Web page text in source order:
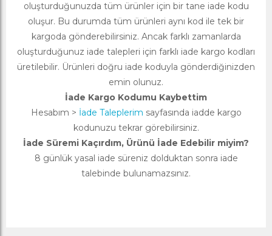
oluşturduğunuzda tüm ürünler için bir tane iade kodu
oluşur. Bu durumda tüm ürünleri aynı kod ile tek bir
kargoda gönderebilirsiniz. Ancak farklı zamanlarda
oluşturduğunuz iade talepleri için farklı iade kargo kodları
üretilebilir. Ürünleri doğru iade koduyla gönderdiğinizden
emin olunuz.
İade Kargo Kodumu Kaybettim
Hesabım > İade Taleplerim sayfasında iadde kargo
kodunuzu tekrar görebilirsiniz.
İade Süremi Kaçırdım, Ürünü İade Edebilir miyim?
8 günlük yasal iade süreniz dolduktan sonra iade
talebinde bulunamazsınız.